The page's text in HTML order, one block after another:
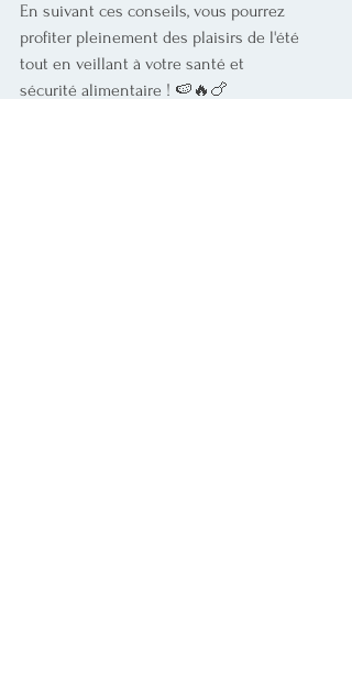
En suivant ces conseils, vous pourrez
profiter pleinement des plaisirs de l'été
tout en veillant à votre santé et
sécurité alimentaire ! 🍉🔥🍗